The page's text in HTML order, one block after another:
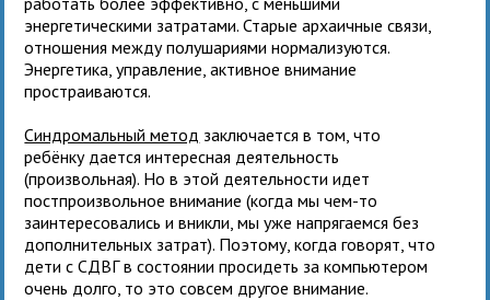
энергетическими затратами. Старые архаичные связи,
отношения между полушариями нормализуются.
Энергетика, управление, активное внимание
простраиваются.
Синдромальный метод заключается в том, что
ребёнку дается интересная деятельность
(произвольная). Но в этой деятельности идет
постпроизвольное внимание (когда мы чем-то
заинтересовались и вникли, мы уже напрягаемся без
дополнительных затрат). Поэтому, когда говорят, что
дети с СДВГ в состоянии просидеть за компьютером
очень долго, то это совсем другое внимание.